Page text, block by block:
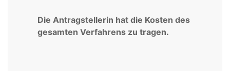
Die Antragstellerin hat die Kosten des
gesamten Verfahrens zu tragen.